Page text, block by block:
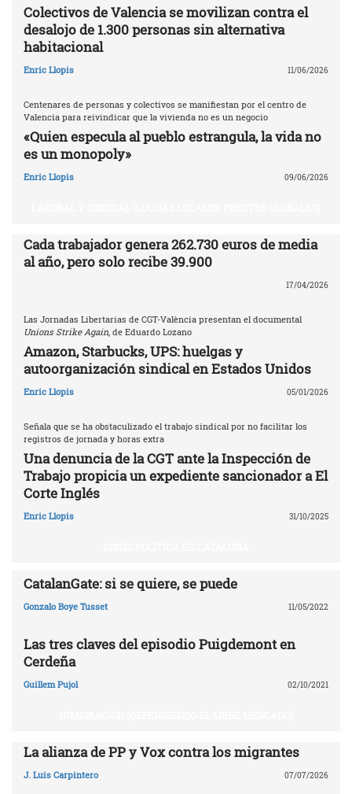
Colectivos de Valencia se movilizan contra el
desalojo de 1.300 personas sin alternativa
habitacional
Enric Llopis 11/06/2026
Centenares de personas y colectivos se manifiestan por el centro de
Valencia para reivindicar que la vivienda no es un negocio
«Quien especula al pueblo estrangula, la vida no
es un monopoly»
Enric Llopis 09/06/2026
Cada trabajador genera 262.730 euros de media
al año, pero solo recibe 39.900
17/04/2026
Las Jornadas Libertarias de CGT-València presentan el documental
Unions Strike Again , de Eduardo Lozano
Amazon, Starbucks, UPS: huelgas y
autoorganización sindical en Estados Unidos
Enric Llopis 05/01/2026
Señala que se ha obstaculizado el trabajo sindical por no facilitar los
registros de jornada y horas extra
Una denuncia de la CGT ante la Inspección de
Trabajo propicia un expediente sancionador a El
Corte Inglés
Enric Llopis 31/10/2025
CatalanGate: si se quiere, se puede
Gonzalo Boye Tusset 11/05/2022
Las tres claves del episodio Puigdemont en
Cerdeña
Guillem Pujol 02/10/2021
La alianza de PP y Vox contra los migrantes
J. Luis Carpintero 07/07/2026